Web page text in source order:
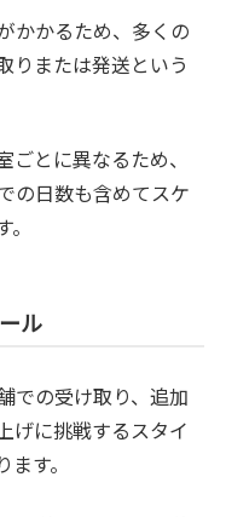
かかるため、多くの
りまたは発送という
とに異なるため、
の日数も含めてスケ
ル
での受け取り、追加
げに挑戦するスタイ
す。